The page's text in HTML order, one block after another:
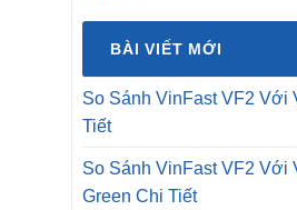
BÀI VIẾT MỚI
So Sánh VinFast VF2 Với
Tiết
So Sánh VinFast VF2 Với
Green Chi Tiết